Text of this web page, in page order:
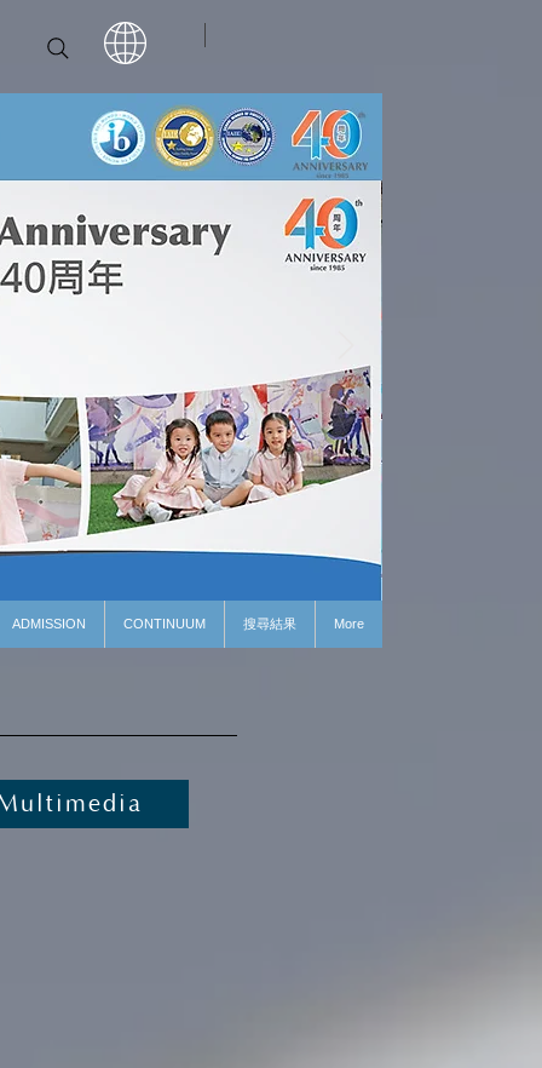
ADMISSION CONTINUUM 搜尋結果 More